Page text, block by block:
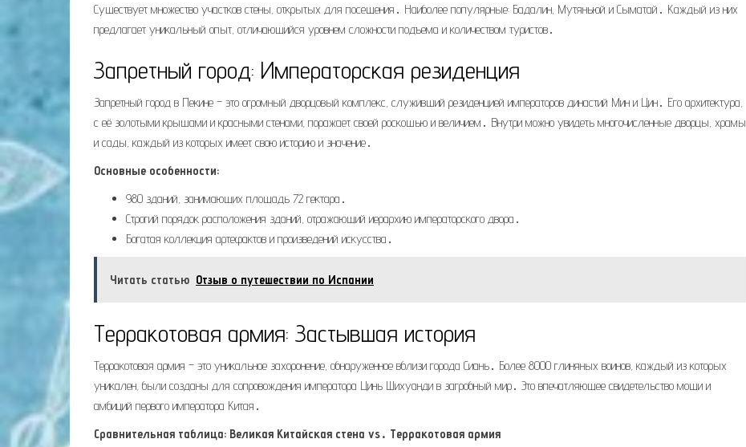
Существует множество участков стены, открытых для посещения․ Наиболее популярные: Бадалин, Мутяньюй и Сыматай․ Каждый из них
предлагает уникальный опыт, отличающийся уровнем сложности подъема и количеством туристов․
Запретный город: Императорская резиденция
Запретный город в Пекине – это огромный дворцовый комплекс, служивший резиденцией императоров династий Мин и Цин․ Его архитектура,
с её золотыми крышами и красными стенами, поражает своей роскошью и величием․ Внутри можно увидеть многочисленные дворцы, храмы
и сады, каждый из которых имеет свою историю и значение․
Основные особенности:
980 зданий, занимающих площадь 72 гектара․
Строгий порядок расположения зданий, отражающий иерархию императорского двора․
Богатая коллекция артефактов и произведений искусства․
Читать статью Отзыв о путешествии по Испании
Терракотовая армия: Застывшая история
Терракотовая армия – это уникальное захоронение, обнаруженное вблизи города Сиань․ Более 8000 глиняных воинов, каждый из которых
уникален, были созданы для сопровождения императора Цинь Шихуанди в загробный мир․ Это впечатляющее свидетельство мощи и
амбиций первого императора Китая․
Сравнительная таблица: Великая Китайская стена vs․ Терракотовая армия